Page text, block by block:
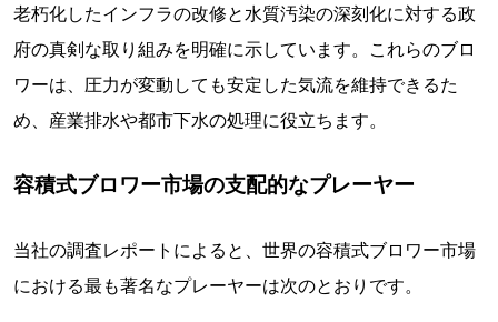
老朽化したインフラの改修と水質汚染の深刻化に対する政
府の真剣な取り組みを明確に示しています。これらのブロ
ワーは、圧力が変動しても安定した気流を維持できるた
め、産業排水や都市下水の処理に役立ちます。
容積式ブロワー市場の支配的なプレーヤー
当社の調査レポートによると、世界の容積式ブロワー市場
における最も著名なプレーヤーは次のとおりです。